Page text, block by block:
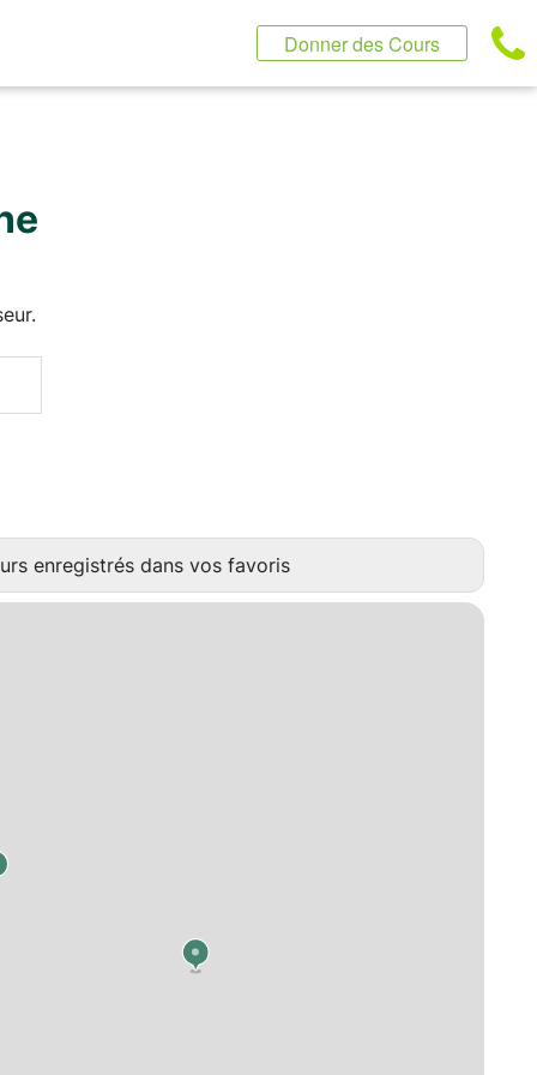
Donner des Cours
enregistrés dans vos favoris